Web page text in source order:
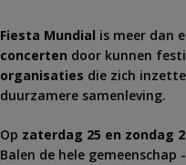
Fiesta Mundial is meer dan
concerten door kunnen
organisaties die zich
duurzamere samenleving.
Op zaterdag 25 en zondag
Balen de hele